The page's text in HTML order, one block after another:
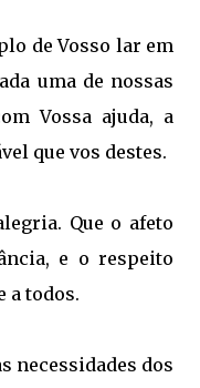
de Vosso lar em
uma de nossas
Vossa ajuda, a
que vos destes.
Que o afeto
e o respeito
a todos.
necessidades dos